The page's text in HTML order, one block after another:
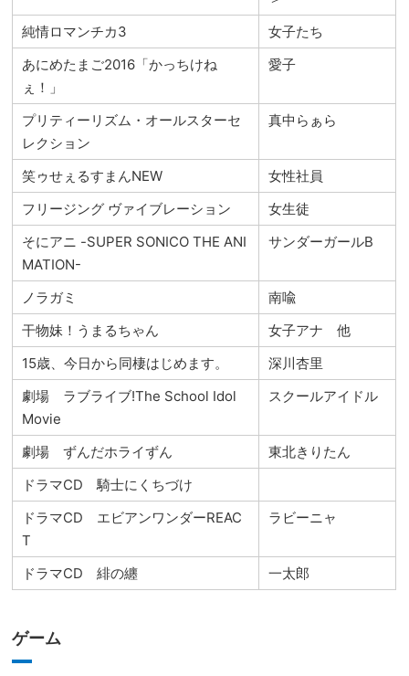
純情ロマンチカ3
女子たち
あにめたまご2016「かっちけね
ぇ！」
愛子
プリティーリズム・オールスターセ
レクション
真中らぁら
笑ゥせぇるすまんNEW
女性社員
フリージング ヴァイブレーション
女生徒
そにアニ -SUPER SONICO THE ANI
MATION-
サンダーガールB
ノラガミ
南喩
干物妹！うまるちゃん
女子アナ 他
15歳、今日から同棲はじめます。
深川杏里
劇場 ラブライブ!The School Idol
Movie
スクールアイドル
劇場 ずんだホライずん
東北きりたん
ドラマCD 騎士にくちづけ
ドラマCD エビアンワンダーREAC
T
ラビーニャ
ドラマCD 緋の纏 一太郎
ゲーム